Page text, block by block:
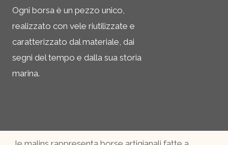
Ogni borsa è un pezzo unico,
realizzato con vele riutilizzate e
caratterizzato dal materiale, dai
segni del tempo e dalla sua storia
marina.